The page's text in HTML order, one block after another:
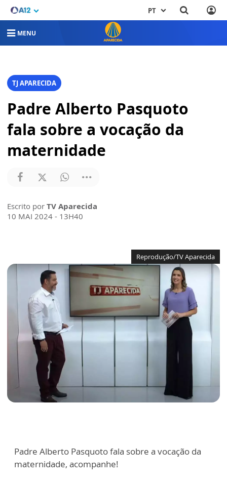
PT
MENU
TJ APARECIDA
Padre Alberto Pasquoto
fala sobre a vocação da
maternidade
Escrito por TV Aparecida
10 MAI 2024 - 13H40
Reprodução/TV Aparecida
Padre Alberto Pasquoto fala sobre a vocação da
maternidade, acompanhe!